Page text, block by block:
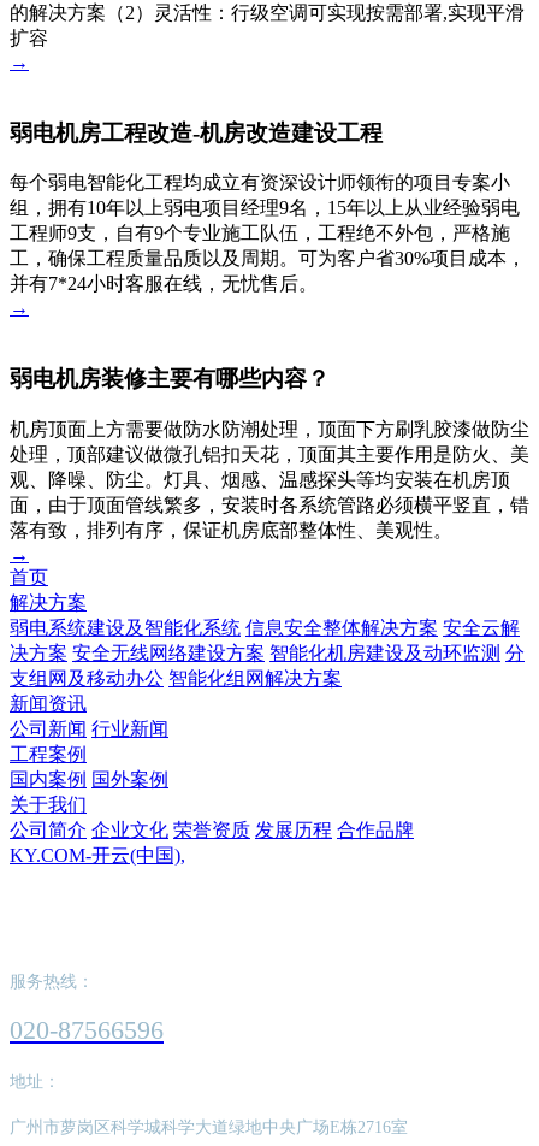
的解决方案（2）灵活性：行级空调可实现按需部署,实现平滑
扩容
→
弱电机房工程改造-机房改造建设工程
每个弱电智能化工程均成立有资深设计师领衔的项目专案小
组，拥有10年以上弱电项目经理9名，15年以上从业经验弱电
工程师9支，自有9个专业施工队伍，工程绝不外包，严格施
工，确保工程质量品质以及周期。可为客户省30%项目成本，
并有7*24小时客服在线，无忧售后。
→
弱电机房装修主要有哪些内容？
机房顶面上方需要做防水防潮处理，顶面下方刷乳胶漆做防尘
处理，顶部建议做微孔铝扣天花，顶面其主要作用是防火、美
观、降噪、防尘。灯具、烟感、温感探头等均安装在机房顶
面，由于顶面管线繁多，安装时各系统管路必须横平竖直，错
落有致，排列有序，保证机房底部整体性、美观性。
→
首页
解决方案
弱电系统建设及智能化系统 信息安全整体解决方案 安全云解
决方案 安全无线网络建设方案 智能化机房建设及动环监测 分
支组网及移动办公 智能化组网解决方案
新闻资讯
公司新闻 行业新闻
工程案例
国内案例 国外案例
关于我们
公司简介 企业文化 荣誉资质 发展历程 合作品牌
KY.COM-开云(中国),
服务热线：
020-87566596
地址：
广州市萝岗区科学城科学大道绿地中央广场E栋2716室